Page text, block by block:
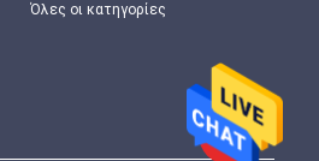
Όλες οι κατηγορίες